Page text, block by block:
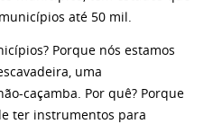
até 50 mil.
Porque nós estamos
uma
caçamba. Por quê? Porque
ter instrumentos para